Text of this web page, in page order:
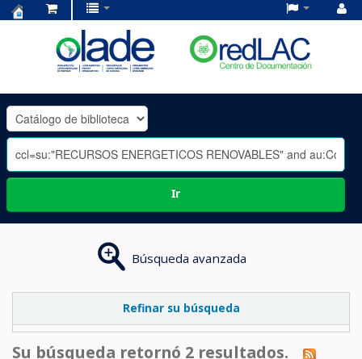
OLADE
-
Ir
Búsqueda avanzada
Refinar su búsqueda
Su búsqueda retornó 2 resultados.